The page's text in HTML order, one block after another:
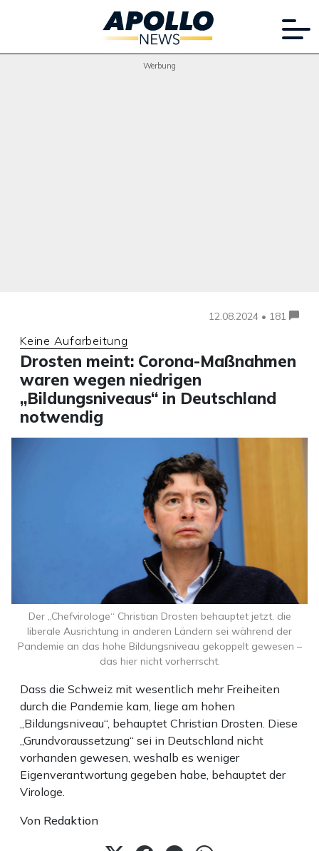
Werbung
12.08.2024 • 181
Keine Aufarbeitung
Drosten meint: Corona-Maßnahmen
waren wegen niedrigen
„Bildungsniveaus“ in Deutschland
notwendig
Dass die Schweiz mit wesentlich mehr Freiheiten
durch die Pandemie kam, liege am hohen
„Bildungsniveau“, behauptet Christian Drosten. Diese
„Grundvoraussetzung“ sei in Deutschland nicht
vorhanden gewesen, weshalb es weniger
Eigenverantwortung gegeben habe, behauptet der
Virologe.
Von Redaktion
Der „Chefvirologe“ Christian Drosten behauptet jetzt, die
liberale Ausrichtung in anderen Ländern sei während der
Pandemie an das hohe Bildungsniveau gekoppelt gewesen –
das hier nicht vorherrscht.